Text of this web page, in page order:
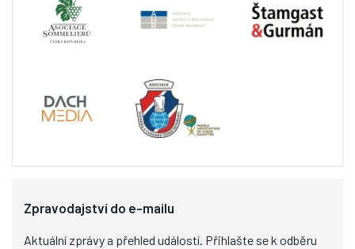
Zpravodajství do e-mailu
Aktuální zprávy a přehled událostí. Přihlašte se k odběru